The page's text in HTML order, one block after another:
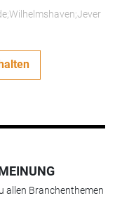
allen Branchenthemen